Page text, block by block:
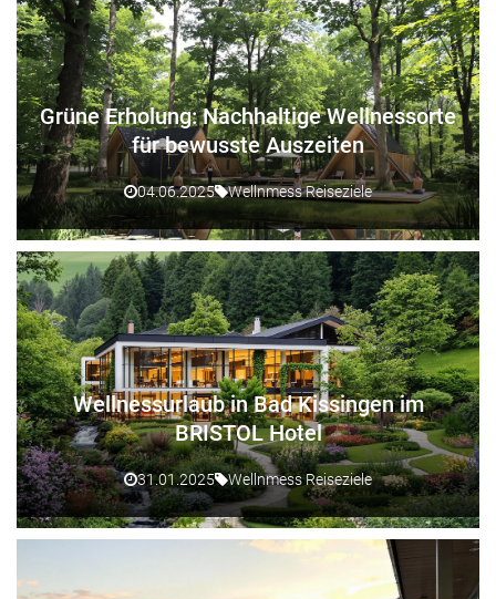
Grüne Erholung: Nachhaltige Wellnessorte
für bewusste Auszeiten
04.06.2025 Wellnmess Reiseziele
Wellnessurlaub in Bad Kissingen im
BRISTOL Hotel
31.01.2025 Wellnmess Reiseziele